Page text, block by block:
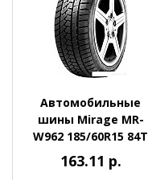
Автомобильные
шины Mirage MR-
W962 185/60R15 84T
163.11 р.